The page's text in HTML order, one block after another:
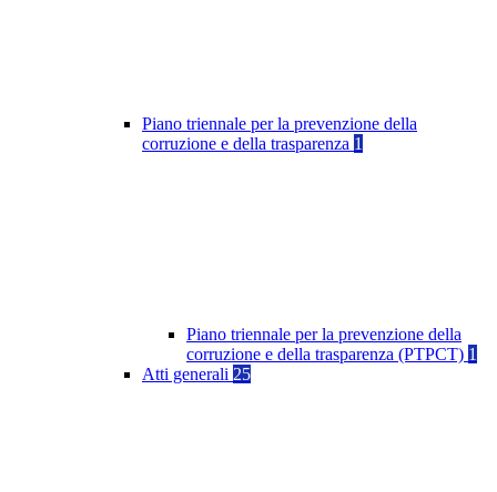
Piano triennale per la prevenzione della
corruzione e della trasparenza 1
Piano triennale per la prevenzione della
corruzione e della trasparenza (PTPCT) 1
Atti generali 25